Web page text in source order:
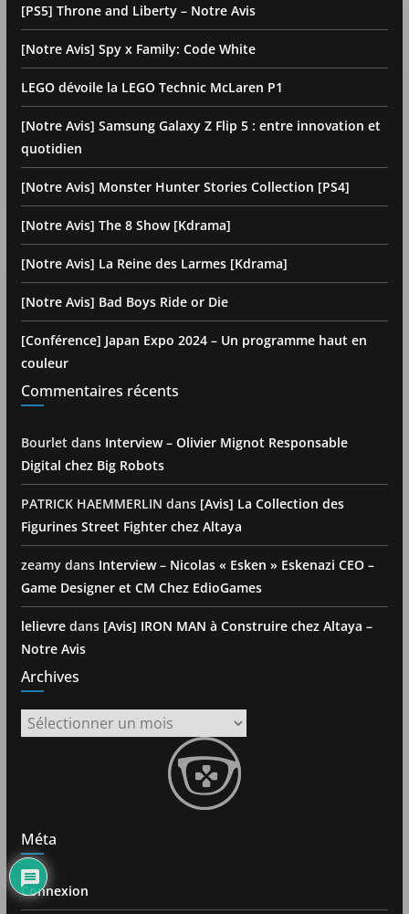
[PS5] Throne and Liberty – Notre Avis
[Notre Avis] Spy x Family: Code White
LEGO dévoile la LEGO Technic McLaren P1
[Notre Avis] Samsung Galaxy Z Flip 5 : entre innovation et
quotidien
[Notre Avis] Monster Hunter Stories Collection [PS4]
[Notre Avis] The 8 Show [Kdrama]
[Notre Avis] La Reine des Larmes [Kdrama]
[Notre Avis] Bad Boys Ride or Die
[Conférence] Japan Expo 2024 – Un programme haut en
couleur
Commentaires récents
Bourlet dans Interview – Olivier Mignot Responsable
Digital chez Big Robots
PATRICK HAEMMERLIN dans [Avis] La Collection des
Figurines Street Fighter chez Altaya
zeamydans Interview – Nicolas « Esken » Eskenazi CEO –
Game Designer et CM Chez EdioGames
lelievredans [Avis] IRON MAN à Construire chez Altaya –
Notre Avis
Archives
Archives
Méta
Connexion